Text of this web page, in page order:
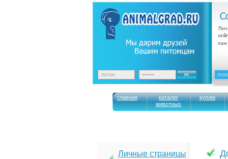
главная
каталог
животных
куплю
Личные страницы